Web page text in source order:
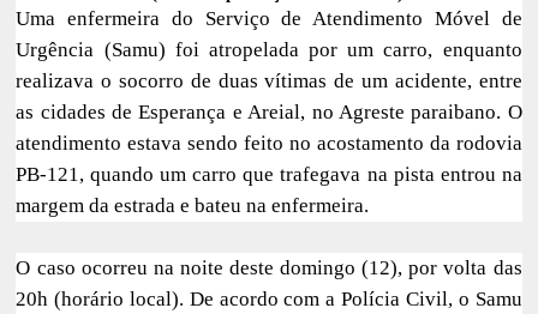
Uma enfermeira do Serviço de Atendimento Móvel de
Urgência (Samu) foi atropelada por um carro, enquanto
realizava o socorro de duas vítimas de um acidente, entre
as cidades de Esperança e Areial, no Agreste paraibano. O
atendimento estava sendo feito no acostamento da rodovia
PB-121, quando um carro que trafegava na pista entrou na
margem da estrada e bateu na enfermeira.
O caso ocorreu na noite deste domingo (12), por volta das
20h (horário local). De acordo com a Polícia Civil, o Samu